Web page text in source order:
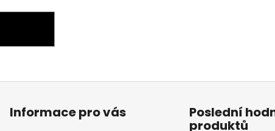
Informace pro vás Poslední
produktů